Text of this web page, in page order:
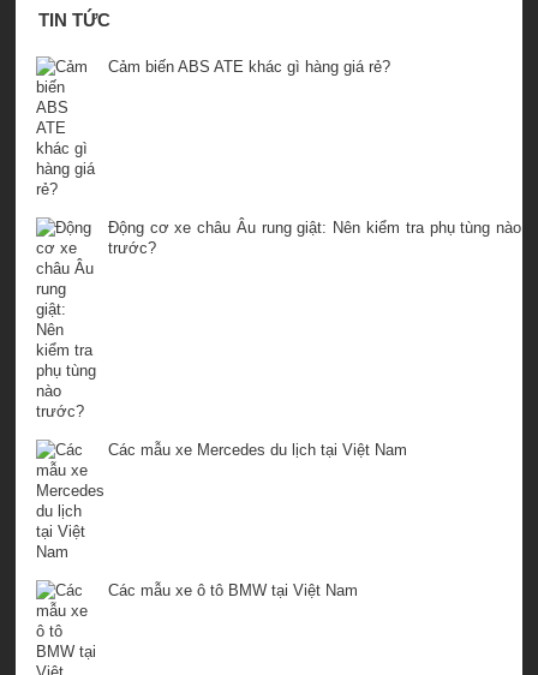
TIN TỨC
Cảm biến ABS ATE khác gì hàng giá rẻ?
Động cơ xe châu Âu rung giật: Nên kiểm tra phụ tùng nào
trước?
Các mẫu xe Mercedes du lịch tại Việt Nam
Các mẫu xe ô tô BMW tại Việt Nam